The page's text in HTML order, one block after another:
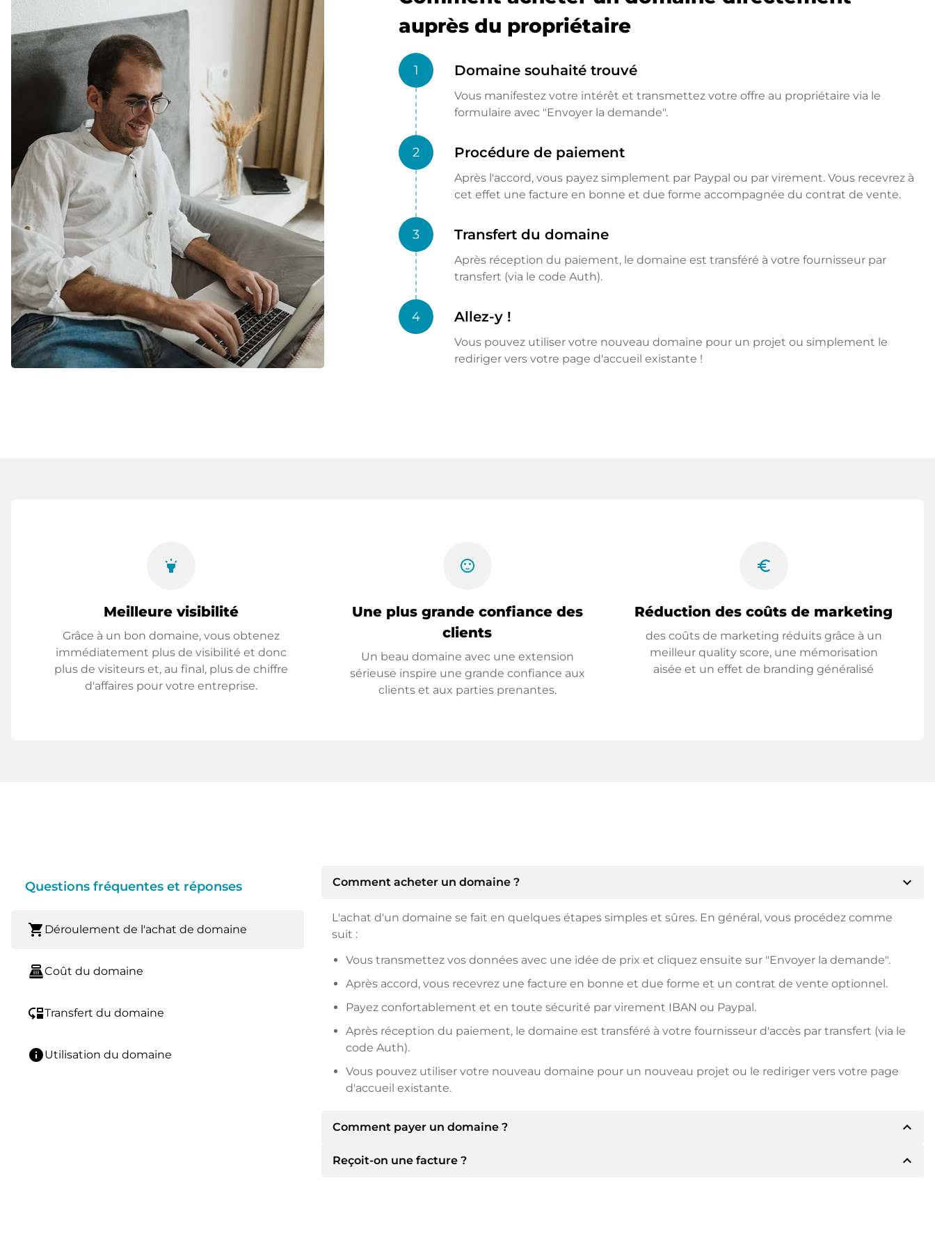
auprès du propriétaire
1 Domaine souhaité trouvé
Vous manifestez votre intérêt et transmettez votre offre au propriétaire via le
formulaire avec "Envoyer la demande".
2 Procédure de paiement
Après l'accord, vous payez simplement par Paypal ou par virement. Vous recevrez à
cet effet une facture en bonne et due forme accompagnée du contrat de vente.
3 Transfert du domaine
Après réception du paiement, le domaine est transféré à votre fournisseur par
transfert (via le code Auth).
4 Allez-y !
Vous pouvez utiliser votre nouveau domaine pour un projet ou simplement le
rediriger vers votre page d'accueil existante !
highlight
Meilleure visibilité
Grâce à un bon domaine, vous obtenez
immédiatement plus de visibilité et donc
plus de visiteurs et, au final, plus de chiffre
d'affaires pour votre entreprise.
sentiment_satisfied
Une plus grande confiance des
clients
Un beau domaine avec une extension
sérieuse inspire une grande confiance aux
clients et aux parties prenantes.
euro_symbol
Réduction des coûts de marketing
des coûts de marketing réduits grâce à un
meilleur quality score, une mémorisation
aisée et un effet de branding généralisé
Questions fréquentes et réponses
shopping_cart Déroulement de l'achat de domaine
point_of_saleCoût du domaine
move_downTransfert du domaine
infoUtilisation du domaine
Comment acheter un domaine ? expand_more
L'achat d'un domaine se fait en quelques étapes simples et sûres. En général, vous procédez comme
suit :
Vous transmettez vos données avec une idée de prix et cliquez ensuite sur "Envoyer la demande".
Après accord, vous recevrez une facture en bonne et due forme et un contrat de vente optionnel.
Payez confortablement et en toute sécurité par virement IBAN ou Paypal.
Après réception du paiement, le domaine est transféré à votre fournisseur d'accès par transfert (via le
code Auth).
Vous pouvez utiliser votre nouveau domaine pour un nouveau projet ou le rediriger vers votre page
d'accueil existante.
Comment payer un domaine ? expand_less
Après un accord, le titulaire vous communiquera les détails du paiement. Le titulaire vous
Reçoit-on une facture ? expand_less